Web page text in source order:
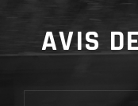
AVIS